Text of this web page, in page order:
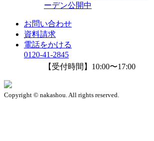
ーデン公開中
お問い合わせ
資料請求
電話をかける
0120-41-2845
【受付時間】10:00〜17:00
Copyright © nakashou. All rights reserved.